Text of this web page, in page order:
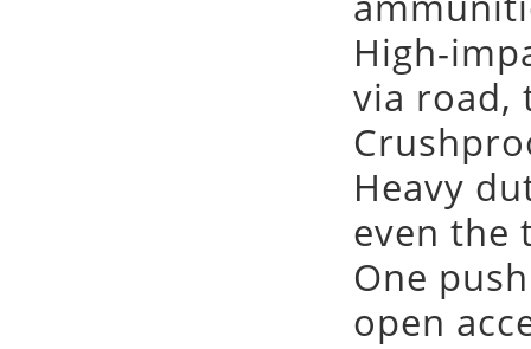
High-
via road,
Heavy
even the
One
open